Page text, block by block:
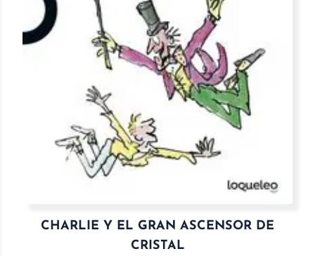
CHARLIE Y EL GRAN ASCENSOR DE
CRISTAL